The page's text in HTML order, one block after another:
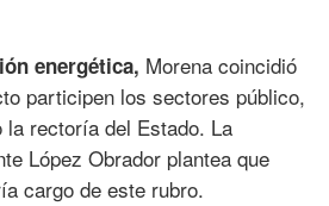
energética, Morena coincidió
participen los sectores público,
rectoría del Estado. La
López Obrador plantea que
cargo de este rubro.